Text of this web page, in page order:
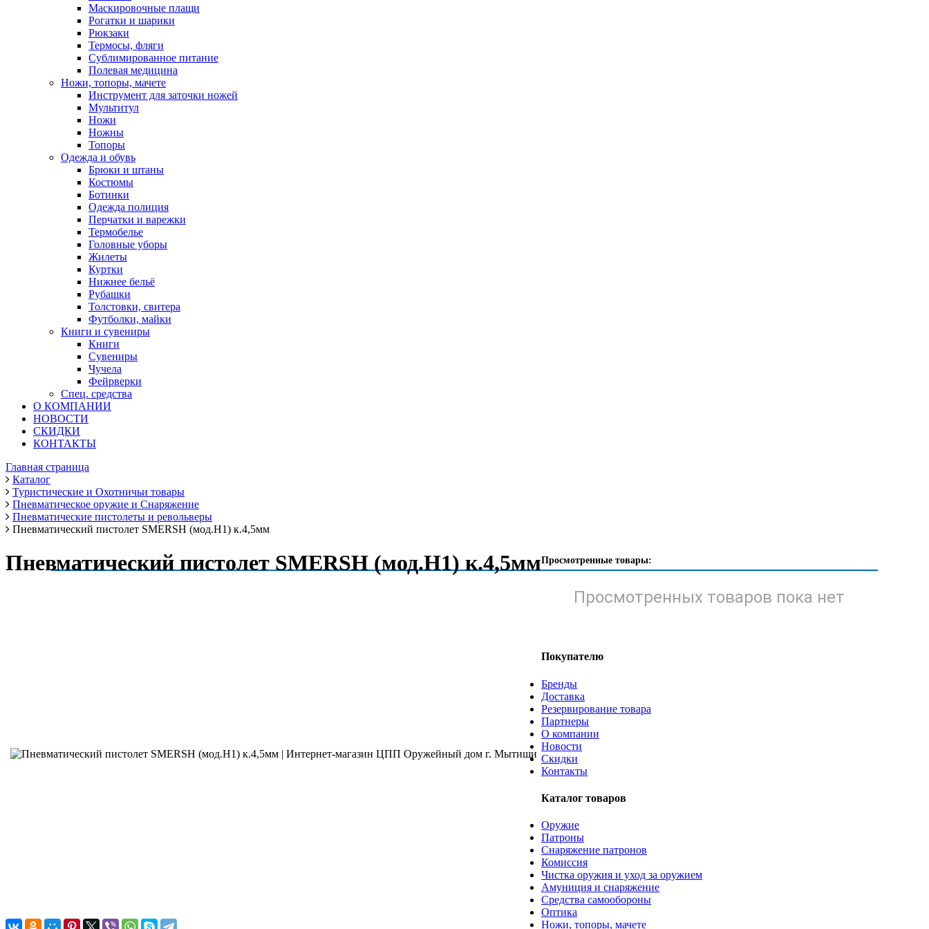
Маскировочные плащи
Рогатки и шарики
Рюкзаки
Термосы, фляги
Сублимированное питание
Полевая медицина
Ножи, топоры, мачете
Инструмент для заточки ножей
Мультитул
Ножи
Ножны
Топоры
Одежда и обувь
Брюки и штаны
Костюмы
Ботинки
Одежда полиция
Перчатки и варежки
Термобелье
Головные уборы
Жилеты
Куртки
Нижнее бельё
Рубашки
Толстовки, свитера
Футболки, майки
Книги и сувениры
Книги
Сувениры
Чучела
Фейрверки
Спец. средства
О КОМПАНИИ
НОВОСТИ
СКИДКИ
КОНТАКТЫ
Главная страница
Каталог
Туристические и Охотничьи товары
Пневматическое оружие и Снаряжение
Пневматические пистолеты и револьверы
Пневматический пистолет SMERSH (мод.Н1) к.4,5мм
Пневматический пистолет SMERSH (мод.Н1) к.4,5ммПросмотренные товары:
Просмотренных товаров пока нет
Покупателю
Бренды
Доставка
Резервирование товара
Партнеры
О компании
Новости
Скидки
Контакты
Каталог товаров
Оружие
Патроны
Снаряжение патронов
Комиссия
Чистка оружия и уход за оружием
Амуниция и снаряжение
Средства самообороны
Оптика
Ножи, топоры, мачете